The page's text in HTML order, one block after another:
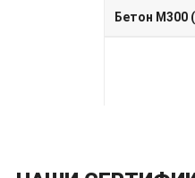
Бетон М300